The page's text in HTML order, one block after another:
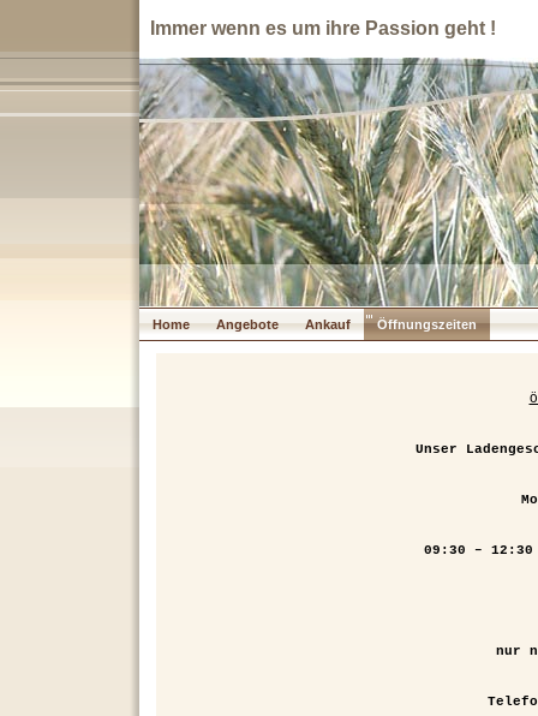
Immer wenn es um ihre Passion geht !
Home Angebote Ankauf Öffnungszeiten
Unser
09:30 –
nur